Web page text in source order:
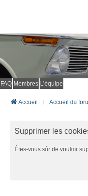
FAQ Membres L’équipe
Accueil Accueil du
Supprimer les
Êtes-vous sûr de vouloir